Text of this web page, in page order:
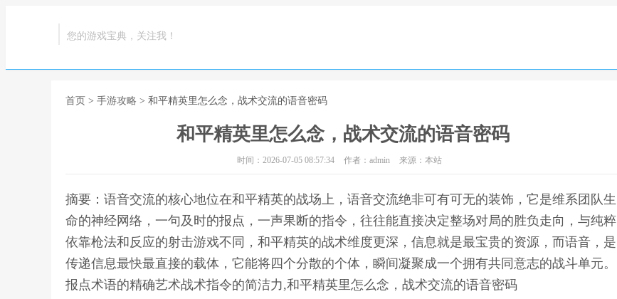
您的游戏宝典，关注我！
首页 > 手游攻略 > 和平精英里怎么念，战术交流的语音密码
和平精英里怎么念，战术交流的语音密码
时间：2026-07-05 08:57:34 作者：admin 来源：本站
摘要：语音交流的核心地位在和平精英的战场上，语音交流绝非可有可无的装饰，它是维系团队生
命的神经网络，一句及时的报点，一声果断的指令，往往能直接决定整场对局的胜负走向，与纯粹
依靠枪法和反应的射击游戏不同，和平精英的战术维度更深，信息就是最宝贵的资源，而语音，是
传递信息最快最直接的载体，它能将四个分散的个体，瞬间凝聚成一个拥有共同意志的战斗单元。
报点术语的精确艺术战术指令的简洁力,和平精英里怎么念，战术交流的语音密码